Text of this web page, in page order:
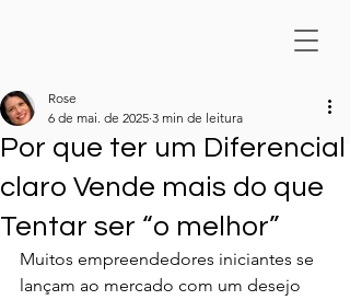
Por que ter um Diferencial
claro Vende mais do que
Tentar ser “o melhor”
Rose
6 de mai. de 2025 3 min de leitura
Muitos empreendedores iniciantes se
lançam ao mercado com um desejo